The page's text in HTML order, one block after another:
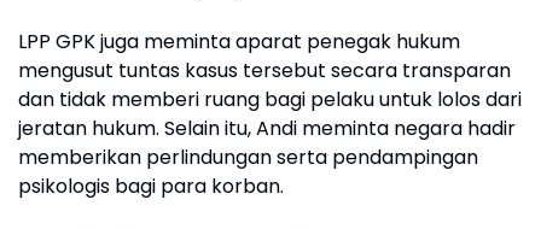
LPP GPK juga meminta aparat penegak hukum
mengusut tuntas kasus tersebut secara transparan
dan tidak memberi ruang bagi pelaku untuk lolos dari
jeratan hukum. Selain itu, Andi meminta negara hadir
memberikan perlindungan serta pendampingan
psikologis bagi para korban.